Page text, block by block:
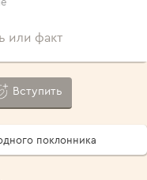
или факт
Вступить
поклонника